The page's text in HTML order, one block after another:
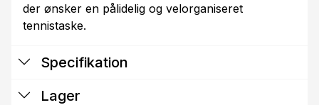
der ønsker en pålidelig og velorganiseret
tennistaske.
Specifikation
Lager